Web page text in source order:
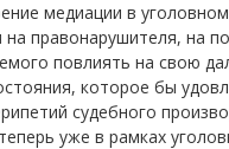
медиации в
правонарушителя, на
повлиять на свою
которое бы
судебного
уже в рамках